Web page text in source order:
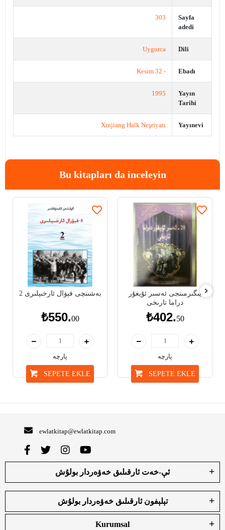
Sayfa
adedi
303
Dili
Uygurca
Ebadı
- 32 Kesim
Yayın
Tarihi
1995
Yayınevi
Xinjiang Halk Neşriyatı
Bu kitapları da inceleyin
بەشىنچى فېۋال ئارخىپلىرى 2
₺550.00
پارچە
SEPETE EKLE
يىگىرمىنجى ئەسىر ئۇيغۇر
دراما تارىخى
₺402.50
پارچە
SEPETE EKLE
ewlatkitap@ewlatkitap.com
ئې-خەت ئارقىلىق خەۋەردار بولۇش
تېلېفون ئارقىلىق خەۋەردار بولۇش
Kurumsal